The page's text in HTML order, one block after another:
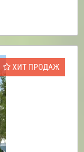
ХИТ ПРОДАЖ